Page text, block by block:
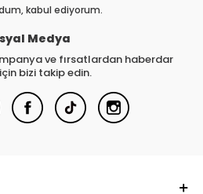
kabul ediyorum.
Medya
ve fırsatlardan haberdar
bizi takip edin.